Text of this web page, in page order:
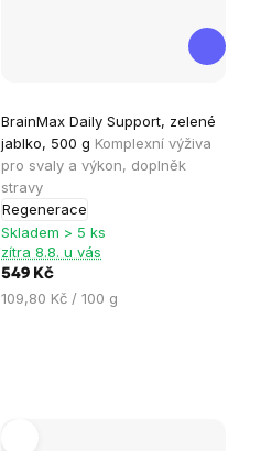
BrainMax Daily Support, zelené
jablko, 500 g Komplexní výživa
pro svaly a výkon, doplněk
stravy
Regenerace
hodnocení
produktu
je
5,0
z
5
hvězdiček.
Skladem > 5 ks
zítra 8.8. u vás
549 Kč
Měrná
109,80 Kč / 100 g